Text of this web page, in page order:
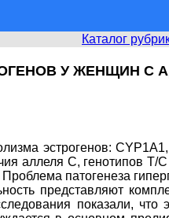
Каталог
У ЖЕНЩИН С
эстрогенов:
аллеля С, генотипов
патогенеза
представляют
показали,